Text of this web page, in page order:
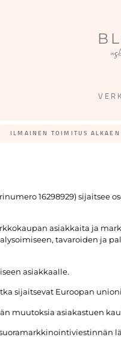
ILMAINEN TOIMITUS
16298929) sijaitsee
asiakkaita ja
tavaroiden ja
asiakkaalle.
sijaitsevat Euroopan
muutoksia asiakastuen